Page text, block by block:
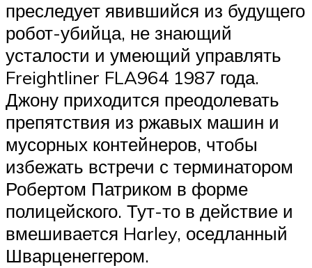
преследует явившийся из будущего
робот-убийца, не знающий
усталости и умеющий управлять
Freightliner FLA964 1987 года.
Джону приходится преодолевать
препятствия из ржавых машин и
мусорных контейнеров, чтобы
избежать встречи с терминатором
Робертом Патриком в форме
полицейского. Тут-то в действие и
вмешивается Harley, оседланный
Шварценеггером.